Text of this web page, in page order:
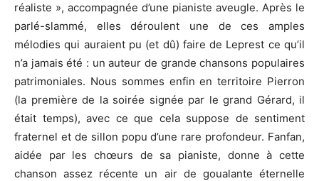
réaliste », accompagnée d’une pianiste aveugle. Après le
parlé-slammé, elles déroulent une de ces amples
mélodies qui auraient pu (et dû) faire de Leprest ce qu’il
n’a jamais été : un auteur de grande chansons populaires
patrimoniales. Nous sommes enfin en territoire Pierron
(la première de la soirée signée par le grand Gérard, il
était temps), avec ce que cela suppose de sentiment
fraternel et de sillon popu d’une rare profondeur. Fanfan,
aidée par les chœurs de sa pianiste, donne à cette
chanson assez récente un air de goualante éternelle